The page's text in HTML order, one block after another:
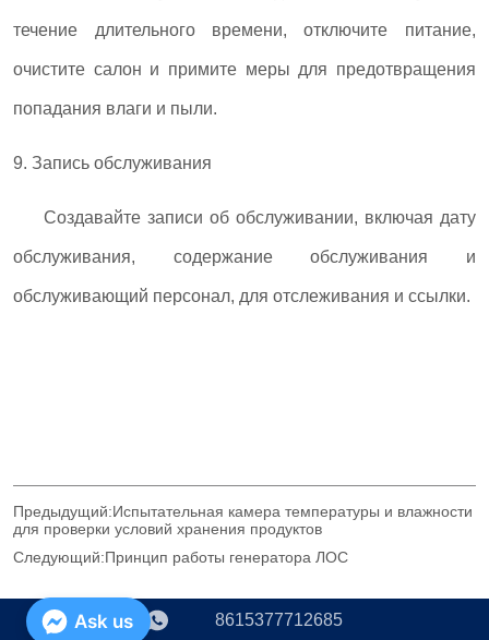
Предыдущий:Испытательная камера температуры и влажности
для проверки условий хранения продуктов
Следующий:Принцип работы генератора ЛОС
8615377712685
Ask us